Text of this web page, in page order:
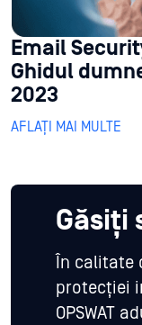
Email
Ghidul
2023
AFLAȚI MAI MULTE
Găsiți
În calitate
protecției
OPSWAT